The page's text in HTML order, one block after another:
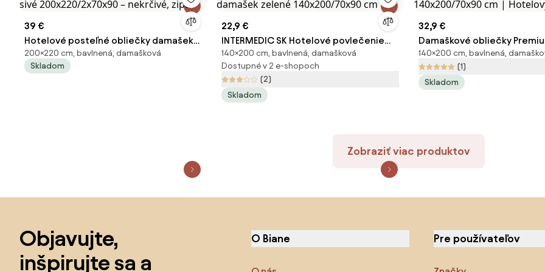
39 €
Hotelové posteľné obliečky damašek
sivé 200x220/2x70x90 – nekrčivé, zips
200×220 cm, bavlnená, damašková
Skladom
22,9 €
INTERMEDIC SK Hotelové povlečenie
damašek zelené 140x200/70x90 cm
140×200 cm, bavlnená, damašková
Dostupné v 2 e-shopoch
(2)
Skladom
32,9 €
Damaškové obliečky
140x200/70x90 cm |
140×200 cm, bavlnená,
(1)
Skladom
Zobraziť viac produktov
Objavujte,
inšpirujte sa a
O Biane Pre používateľov